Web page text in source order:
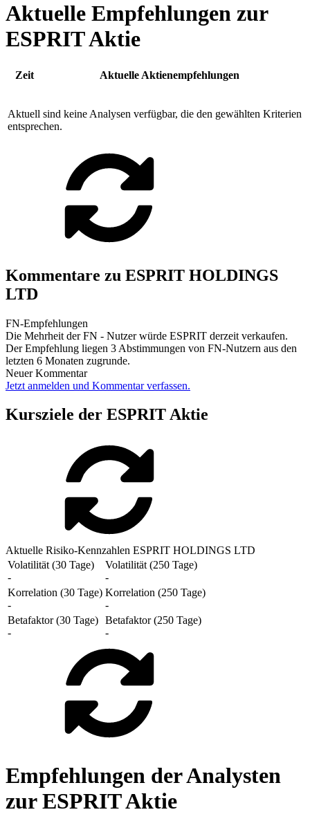
Aktuelle Empfehlungen zur
ESPRIT Aktie
Zeit Aktuelle Aktienempfehlungen
Aktuell sind keine Analysen verfügbar, die den gewählten Kriterien
entsprechen.
Kommentare zu ESPRIT HOLDINGS
LTD
FN-Empfehlungen
Die Mehrheit der FN - Nutzer würde ESPRIT derzeit verkaufen.
Der Empfehlung liegen 3 Abstimmungen von FN-Nutzern aus den
letzten 6 Monaten zugrunde.
Neuer Kommentar
Jetzt anmelden und Kommentar verfassen.
Kursziele der ESPRIT Aktie
Aktuelle Risiko-Kennzahlen ESPRIT HOLDINGS LTD
Volatilität (30 Tage)
-
Volatilität (250 Tage)
-
Korrelation (30 Tage)
-
Korrelation (250 Tage)
-
Betafaktor (30 Tage)
-
Betafaktor (250 Tage)
-
Empfehlungen der Analysten
zur ESPRIT Aktie